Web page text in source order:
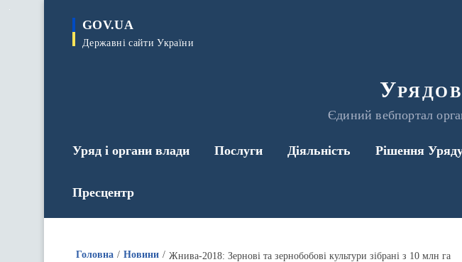
GOV.UA
Державні сайти України
Єдиний вебпортал
Уряд і органи влади Послуги Діяльність Рішення
Пресцентр
Головна Новини Жнива-2018: Зернові та зернобобові культури зібрані з 10 млн га